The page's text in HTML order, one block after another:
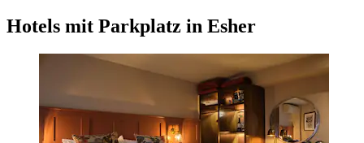
Hotels mit Parkplatz in Esher